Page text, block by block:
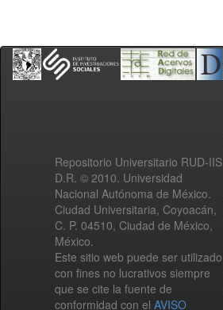
Repositorio Universitario RUD-IIS
D.R. © 2010. Universidad
Nacional Autónoma de México.
Ciudad Universitaria, Coyoacán,
C. P. 04510, Ciudad de México,
México.
Este sitio web puede ser utilizado
con fines no lucrativos siempre
que se cite la fuente de
conformidad con el AVISO